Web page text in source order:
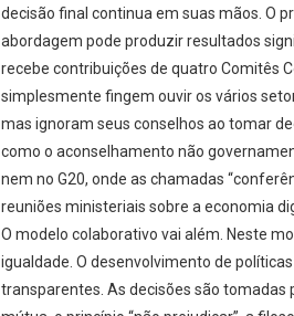
decisão final continua em suas mãos. O
abordagem pode produzir resultados
recebe contribuições de quatro Comitês
simplesmente fingem ouvir os vários
mas ignoram seus conselhos ao tomar
como o aconselhamento não
nem no G20, onde as chamadas
reuniões ministeriais sobre a economia
O modelo colaborativo vai além. Neste
igualdade. O desenvolvimento de
transparentes. As decisões são tomadas